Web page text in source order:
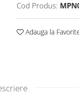
Cod Produs:
Adauga la